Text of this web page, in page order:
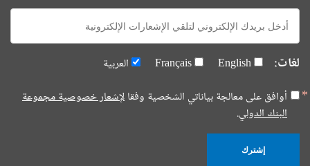
E-
mail:
لغات: English
Français
العربية
أوافق على معالجة بياناتي الشخصية وفقالإشعار خصوصية مجموعة
البنك الدولي.
إشترك